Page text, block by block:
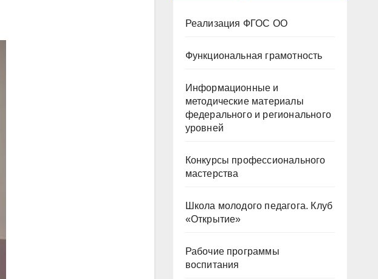
Реализация ФГОС ОО
Функциональная грамотность
Информационные и
методические материалы
федерального и регионального
уровней
Конкурсы профессионального
мастерства
Школа молодого педагога. Клуб
«Открытие»
Рабочие программы
воспитания